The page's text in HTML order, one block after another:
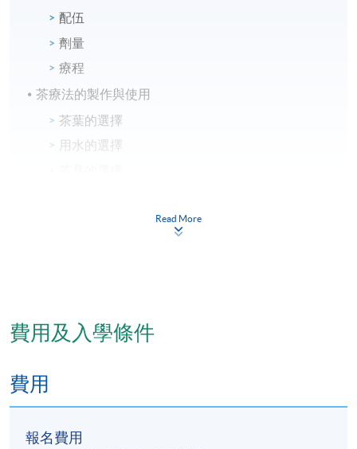
配伍
劑量
療程
茶療法的製作與使用
茶葉的選擇
用水的選擇
小組專題報告：每組需要提交一份有關茶療的專題報
告及作口頭簡報
學員修畢課程，上課出席率達70%以上，並通過評核取
得合格成績，可按香港大學體制，經香港大學專業進
Read More
費用及入學條件
費用
報名費用